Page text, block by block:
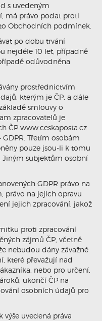
s uvedeným
má právo podat proti
Obchodních podmínek.
po dobu trvání
nejdéle 10 let, případně
odůvodněna
prostřednictvím
kterým je ČP, a dále
smlouvy o
zpracovatelů je
ČP www.ceskaposta.cz
Třetím osobám
pouze jsou-li k tomu
Jiným subjektům osobní
GDPR právo na
právo na jejich opravu
jejich zpracování, jakož
proti zpracování
zájmů ČP, včetně
nebudou dány závažné
které převažují nad
nebo pro určení,
ukončí ČP na
osobních údajů pro
výše uvedená práva